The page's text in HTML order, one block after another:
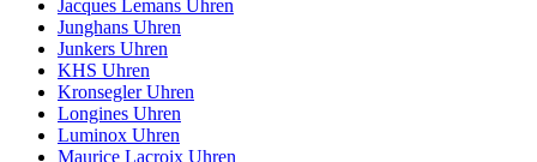
Jacques Lemans Uhren
Junghans Uhren
Junkers Uhren
KHS Uhren
Kronsegler Uhren
Longines Uhren
Luminox Uhren
Maurice Lacroix Uhren